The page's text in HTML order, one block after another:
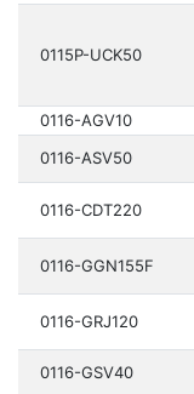
0115P-UCK50
0116-AGV10
0116-ASV50
0116-CDT220
0116-GGN155F
0116-GRJ120
0116-GSV40